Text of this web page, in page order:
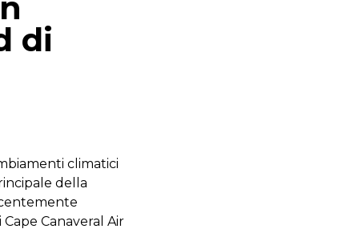
di
climatici
della
Canaveral Air